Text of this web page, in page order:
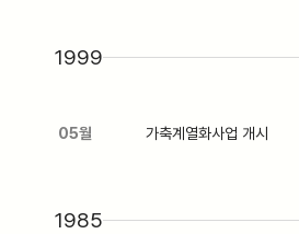
1999
05월 가축계열화사업 개시
1985